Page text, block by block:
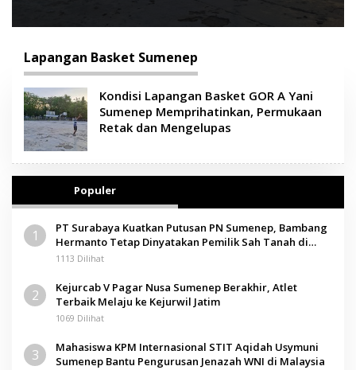
Lapangan Basket Sumenep
Kondisi Lapangan Basket GOR A Yani
Sumenep Memprihatinkan, Permukaan
Retak dan Mengelupas
Populer
1
PT Surabaya Kuatkan Putusan PN Sumenep, Bambang
Hermanto Tetap Dinyatakan Pemilik Sah Tanah di
Pamolokan
1113 Dilihat
2
Kejurcab V Pagar Nusa Sumenep Berakhir, Atlet
Terbaik Melaju ke Kejurwil Jatim
1069 Dilihat
3
Mahasiswa KPM Internasional STIT Aqidah Usymuni
Sumenep Bantu Pengurusan Jenazah WNI di Malaysia